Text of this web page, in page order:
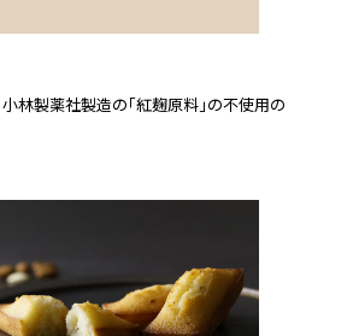
林製薬社製造の「紅麹原料」の不使用の